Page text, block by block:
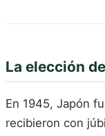
La elección
En 1945, Japón
recibieron con